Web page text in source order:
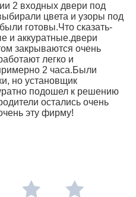
2 входных двери под
цвета и узоры под
готовы.Что сказать-
и аккуратные.двери
закрываются очень
легко и
2 часа.Были
но установщик
подошел к решению
остались очень
эту фирму!